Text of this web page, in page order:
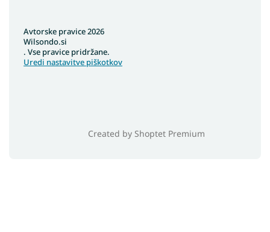
Created by Shoptet Premium
Avtorske pravice 2026
Wilsondo.si
. Vse pravice pridržane.
Uredi nastavitve piškotkov